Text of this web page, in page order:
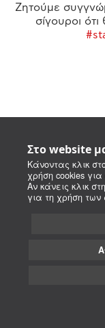
Στο website
Κάνοντας κλικ
χρήση cookies για
Αν κάνεις κλικ
για τη χρήση των
Ζητούμε
σίγουροι